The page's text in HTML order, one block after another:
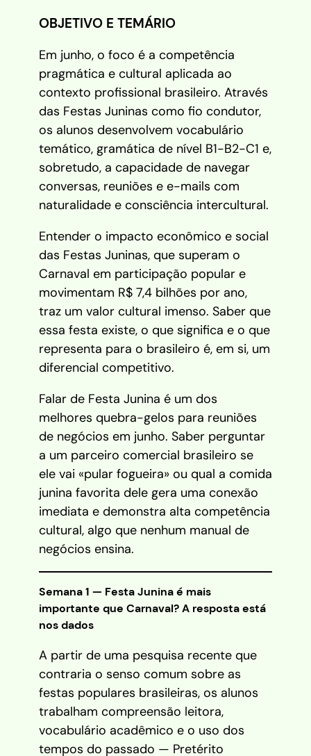
OBJETIVO E TEMÁRIO
Em junho, o foco é a competência
pragmática e cultural aplicada ao
contexto profissional brasileiro. Através
das Festas Juninas como fio condutor,
os alunos desenvolvem vocabulário
temático, gramática de nível B1-B2-C1 e,
sobretudo, a capacidade de navegar
conversas, reuniões e e-mails com
naturalidade e consciência intercultural.
Entender o impacto econômico e social
das Festas Juninas, que superam o
Carnaval em participação popular e
movimentam R$ 7,4 bilhões por ano,
traz um valor cultural imenso. Saber que
essa festa existe, o que significa e o que
representa para o brasileiro é, em si, um
diferencial competitivo.
Falar de Festa Junina é um dos
melhores quebra-gelos para reuniões
de negócios em junho. Saber perguntar
a um parceiro comercial brasileiro se
ele vai «pular fogueira» ou qual a comida
junina favorita dele gera uma conexão
imediata e demonstra alta competência
cultural, algo que nenhum manual de
negócios ensina.
Semana 1 — Festa Junina é mais
importante que Carnaval? A resposta está
nos dados
A partir de uma pesquisa recente que
contraria o senso comum sobre as
festas populares brasileiras, os alunos
trabalham compreensão leitora,
vocabulário acadêmico e o uso dos
tempos do passado — Pretérito